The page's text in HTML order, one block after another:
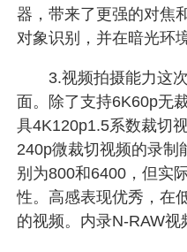
器，带来了更强的对焦
对象识别，并在暗光环
3.视频拍摄能力这次
面。除了支持6K60p无
具4K120p1.5系数裁切
240p微裁切视频的录制
别为800和6400，但实
性。高感表现优秀，在
的视频。内录N-RAW视